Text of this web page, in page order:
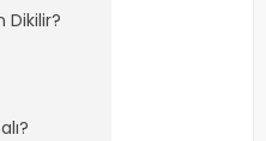
Dikilir?